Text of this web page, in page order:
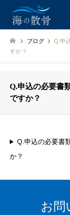
ブログ
Q.申
すか？
Q.申込の必要書
ですか？
Q.申込の必要書
か？
お問